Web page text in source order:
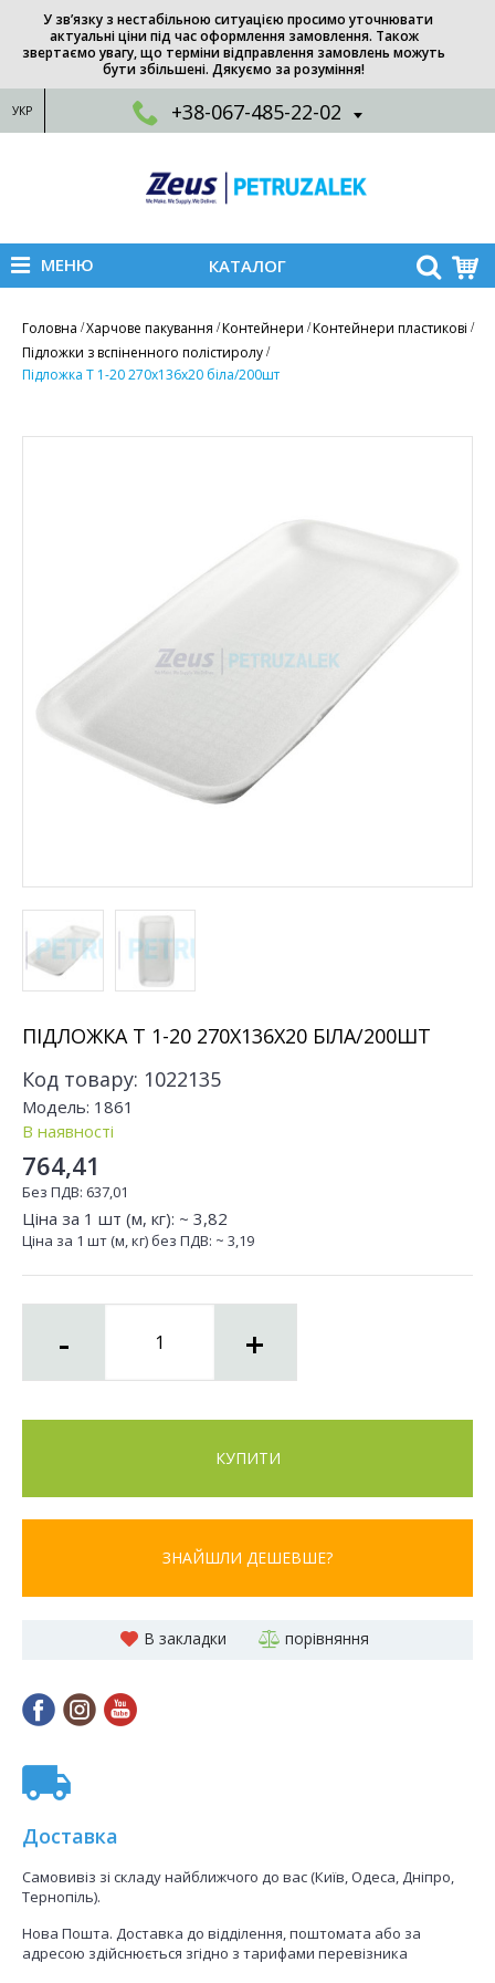
У зв’язку з нестабільною ситуацією просимо уточнювати
актуальні ціни під час оформлення замовлення. Також
звертаємо увагу, що терміни відправлення замовлень можуть
бути збільшені. Дякуємо за розуміння!
УКР +38-067-485-22-02
МЕНЮ КАТАЛОГ
Головна Харчове пакування Контейнери Контейнери пластикові
Підложки з вспіненного полістиролу
Підложка Т 1-20 270х136х20 біла/200шт
ПІДЛОЖКА Т 1-20 270Х136Х20 БІЛА/200ШТ
Код товару: 1022135
Модель: 1861
В наявності
764,41
Без ПДВ: 637,01
Ціна за 1 шт (м, кг): ~ 3,82
Ціна за 1 шт (м, кг) без ПДВ: ~ 3,19
- +
КУПИТИ
ЗНАЙШЛИ ДЕШЕВШЕ?
В закладки порівняння
Доставка
Самовивіз зі складу найближчого до вас (Київ, Одеса, Дніпро,
Тернопіль).
Нова Пошта. Доставка до відділення, поштомата або за
адресою здійснюється згідно з тарифами перевізника